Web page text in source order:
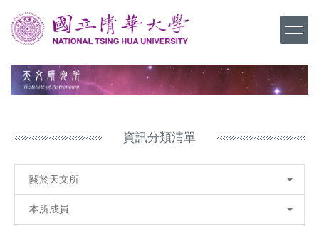
到
主
容
資訊分類清單
關於天文所
本所成員